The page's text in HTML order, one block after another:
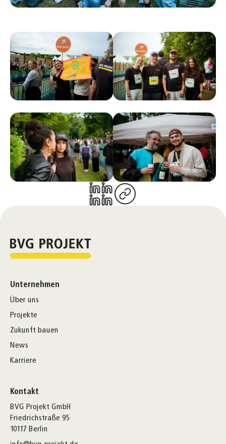
Unternehmen
Über uns
Projekte
Zukunft bauen
News
Karriere
Kontakt
BVG Projekt GmbH
Friedrichstraße 95
10117 Berlin